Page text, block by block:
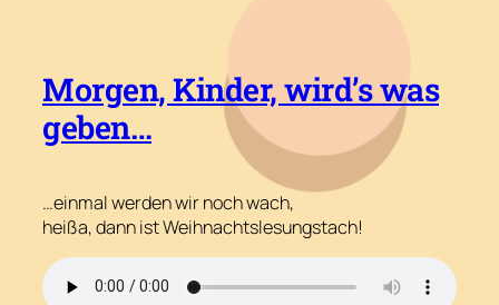
Morgen, Kinder, wird’s was
geben…
…einmal werden wir noch wach,
heißa, dann ist Weihnachtslesungstach!